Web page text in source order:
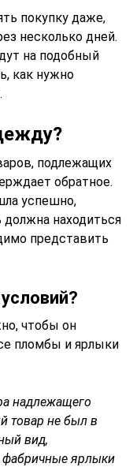
покупку даже,
несколько дней.
на подобный
как нужно
подлежащих
обратное.
успешно,
должна находиться
представить
чтобы он
пломбы и ярлыки
надлежащего
товар не был в
вид,
фабричные ярлыки